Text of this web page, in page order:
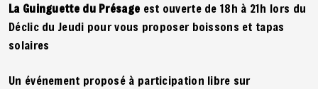
La Guinguette du Présage est ouverte de 18h à 21h lors du
Déclic du Jeudi pour vous proposer boissons et tapas
solaires
Un événement proposé à participation libre sur